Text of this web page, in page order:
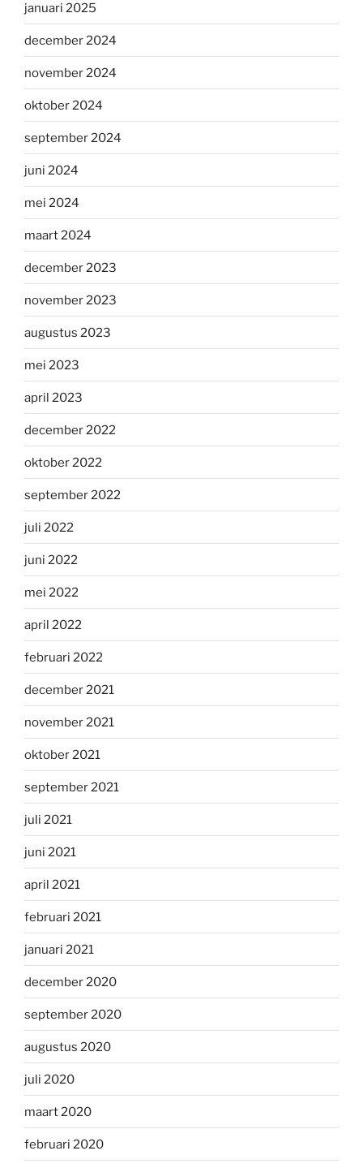
januari 2025
december 2024
november 2024
oktober 2024
september 2024
juni 2024
mei 2024
maart 2024
december 2023
november 2023
augustus 2023
mei 2023
april 2023
december 2022
oktober 2022
september 2022
juli 2022
juni 2022
mei 2022
april 2022
februari 2022
december 2021
november 2021
oktober 2021
september 2021
juli 2021
juni 2021
april 2021
februari 2021
januari 2021
december 2020
september 2020
augustus 2020
juli 2020
maart 2020
februari 2020